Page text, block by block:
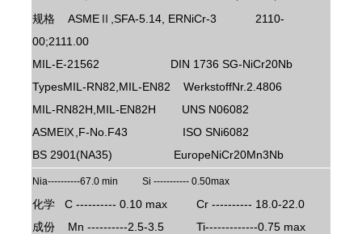
规格 ASMEⅡ,SFA-5.14, ERNiCr-3 2110-
00;2111.00
MIL-E-21562 DIN 1736 SG-NiCr20Nb
TypesMIL-RN82,MIL-EN82 WerkstoffNr.2.4806
MIL-RN82H,MIL-EN82H UNS N06082
ASMEⅨ,F-No.F43 ISO SNi6082
BS 2901(NA35) EuropeNiCr20Mn3Nb
Nia----------67.0 min Si ----------- 0.50max
化学 C ---------- 0.10 max Cr ---------- 18.0-22.0
成份 Mn ----------2.5-3.5 Ti-------------0.75 max